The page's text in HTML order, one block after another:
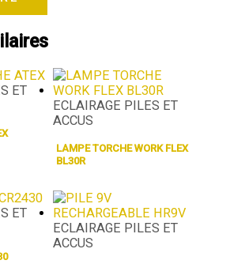
ET
ECLAIRAGE PILES ET
ACCUS
LAMPE TORCHE WORK FLEX
BL30R
ET
ECLAIRAGE PILES ET
ACCUS